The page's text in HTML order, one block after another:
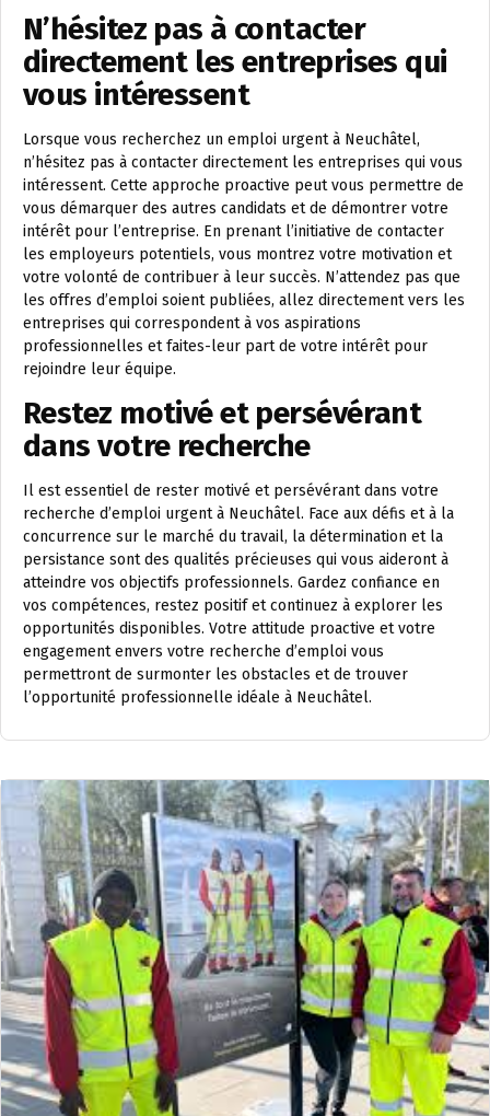
N’hésitez pas à contacter
directement les entreprises qui
vous intéressent
Lorsque vous recherchez un emploi urgent à Neuchâtel,
n’hésitez pas à contacter directement les entreprises qui vous
intéressent. Cette approche proactive peut vous permettre de
vous démarquer des autres candidats et de démontrer votre
intérêt pour l’entreprise. En prenant l’initiative de contacter
les employeurs potentiels, vous montrez votre motivation et
votre volonté de contribuer à leur succès. N’attendez pas que
les offres d’emploi soient publiées, allez directement vers les
entreprises qui correspondent à vos aspirations
professionnelles et faites-leur part de votre intérêt pour
rejoindre leur équipe.
Restez motivé et persévérant
dans votre recherche
Il est essentiel de rester motivé et persévérant dans votre
recherche d’emploi urgent à Neuchâtel. Face aux défis et à la
concurrence sur le marché du travail, la détermination et la
persistance sont des qualités précieuses qui vous aideront à
atteindre vos objectifs professionnels. Gardez confiance en
vos compétences, restez positif et continuez à explorer les
opportunités disponibles. Votre attitude proactive et votre
engagement envers votre recherche d’emploi vous
permettront de surmonter les obstacles et de trouver
l’opportunité professionnelle idéale à Neuchâtel.